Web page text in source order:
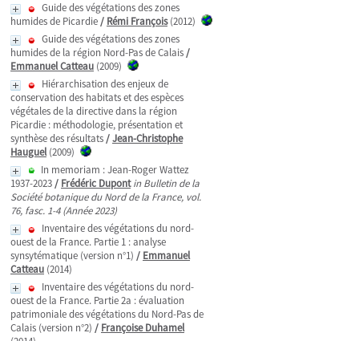
Guide des végétations des zones
humides de Picardie/ Rémi François(2012)
Guide des végétations des zones
humides de la région Nord-Pas de Calais/
Emmanuel Catteau (2009)
Hiérarchisation des enjeux de
conservation des habitats et des espèces
végétales de la directive dans la région
Picardie : méthodologie, présentation et
synthèse des résultats/Jean-Christophe
Hauguel(2009)
In memoriam : Jean-Roger Wattez
1937-2023/ Frédéric Dupont in Bulletin de la
Société botanique du Nord de la France, vol.
76, fasc. 1-4 (Année 2023)
Inventaire des végétations du nord-
ouest de la France. Partie 1 : analyse
synsytématique (version n°1) / Emmanuel
Catteau (2014)
Inventaire des végétations du nord-
ouest de la France. Partie 2a : évaluation
patrimoniale des végétations du Nord-Pas de
Calais (version n°2) / Françoise Duhamel